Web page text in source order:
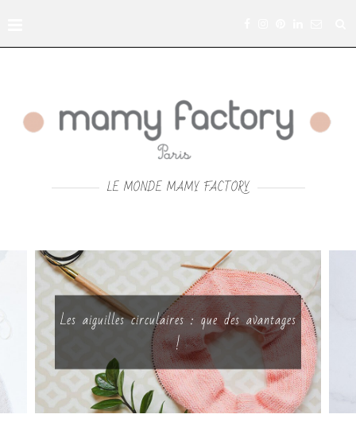
LE MONDE MAMY FACTORY
Les aiguilles circulaires : que des avantages
!